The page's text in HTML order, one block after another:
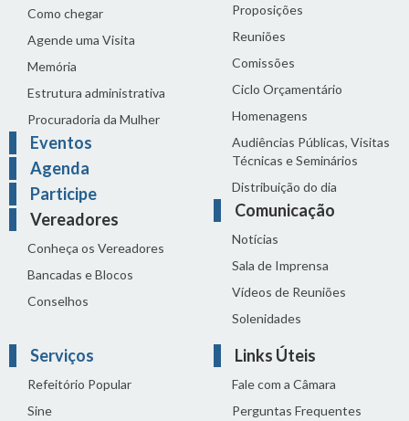
Como chegar
Agende uma Visita
Memória
Estrutura administrativa
Procuradoria da Mulher
Eventos
Agenda
Participe
Vereadores
Conheça os Vereadores
Bancadas e Blocos
Conselhos
Proposições
Reuniões
Comissões
Ciclo Orçamentário
Homenagens
Audiências Públicas, Visitas
Técnicas e Seminários
Distribuição do dia
Comunicação
Notícias
Sala de Imprensa
Vídeos de Reuniões
Solenidades
Serviços
Refeitório Popular
Sine
Links Úteis
Fale com a Câmara
Perguntas Frequentes